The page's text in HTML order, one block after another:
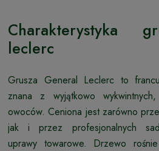
Charakterystyka
leclerc
Grusza General Leclerc to
znana z wyjątkowo
owoców. Ceniona jest zarówno
jak i przez profesjonalnych
uprawy towarowe. Drzewo